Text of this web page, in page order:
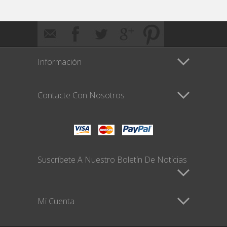
Información
Contacte Con Nosotros
Suscríbete A Nuestro Boletín De Noticias
Mi Cuenta